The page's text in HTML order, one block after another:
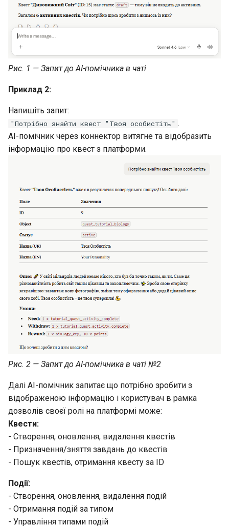
Рис. 1 — Запит до AI-помічника в чаті
Приклад 2:
Напишіть запит:
"Потрібно знайти квест "Твоя особистіть" .
AI-помічник через коннектор витягне та відобразить
інформацію про квест з платформи.
Рис. 2 — Запит до AI-помічника в чаті №2
Далі AI-помічник запитає що потрібно зробити з
відображеною інформацію і користувач в рамка
дозволів своєї ролі на платформі може:
Квести:
- Створення, оновлення, видалення квестів
- Призначення/зняття завдань до квестів
- Пошук квестів, отримання квесту за ID
Події:
- Створення, оновлення, видалення подій
- Отримання подій за типом
- Управління типами подій